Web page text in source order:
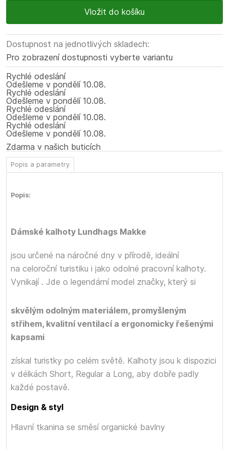
Dostupnost na jednotlivých skladech:
Pro zobrazení dostupnosti vyberte variantu
Rychlé odeslání
Odešleme v pondělí10.08.
Rychlé odeslání
Odešleme v pondělí10.08.
Rychlé odeslání
Odešleme v pondělí10.08.
Rychlé odeslání
Odešleme v pondělí10.08.
Zdarma v našich buticích
Popis a parametry
Popis:
Dámské kalhoty Lundhags Makke
jsou určené na náročné dny v přírodě, ideální
na celoroční turistiku i jako odolné pracovní kalhoty.
Vynikají
skvělým odolným materiálem, promyšleným
střihem, kvalitní ventilací a ergonomicky řešenými
kapsami
. Jde o legendární model značky, který si
získal turistky po celém světě. Kalhoty jsou k dispozici
v délkách Short, Regular a Long, aby dobře padly
každé postavě.
Design & styl
Hlavní tkanina se směsí organické bavlny